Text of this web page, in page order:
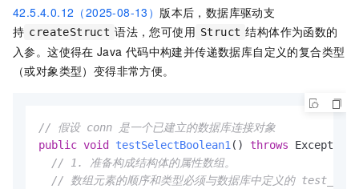
42.5.4.0.12（2025-08-13） 版本后，数据库驱动支
持 createStruct 语法，您可使用 Struct 结构体作为函数的
入参。这使得在 Java 代码中构建并传递数据库自定义的复合类型
（或对象类型）变得非常方便。
// 假设 conn 是一个已建立的数据库连接对象
public void testSelectBoolean1() throws Exception
// 1. 准备构成结构体的属性数组。
// 数组元素的顺序和类型必须与数据库中定义的